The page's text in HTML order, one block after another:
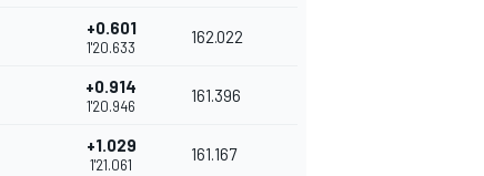
+0.601
1'20.633
162.022
+0.914
1'20.946
161.396
+1.029
1'21.061
161.167